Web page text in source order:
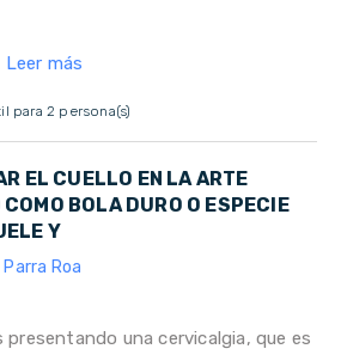
Leer más
para 2 persona(s)
EL CUELLO EN LA ARTE
BOLA DURO O ESPECIE
Y
Roa
presentando una cervicalgia, que es